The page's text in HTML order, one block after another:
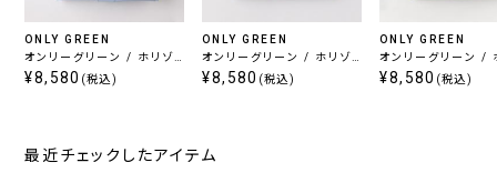
ONLY GREEN
オンリーグリーン / ホリゾ
ンタル オックスフォード調
¥8,580 (税込)
ONLY GREEN
オンリーグリーン / ホリゾ
ンタル
¥8,580 (税込)
ONLY GREEN
オンリーグリーン /
ンタル クレリック
¥8,580 (税込)
最近チェックしたアイテム